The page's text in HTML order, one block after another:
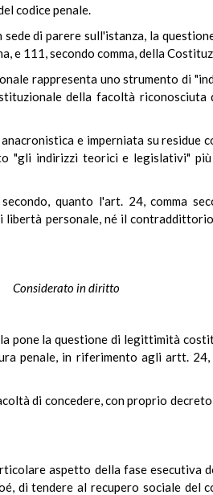
codice penale.
di parere sull'istanza, la
e 111, secondo comma, della
rappresenta uno strumento di
della facoltà
e imperniata su
"gli indirizzi teorici e legislativi"
quanto l'art. 24, comma
libertà personale, né il
Considerato in diritto
pone la questione di legittimità
penale, in riferimento agli artt. 24,
di concedere, con proprio
aspetto della fase esecutiva
di tendere al recupero sociale del